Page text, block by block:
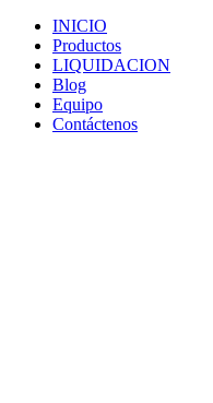
INICIO
Productos
LIQUIDACION
Blog
Equipo
Contáctenos